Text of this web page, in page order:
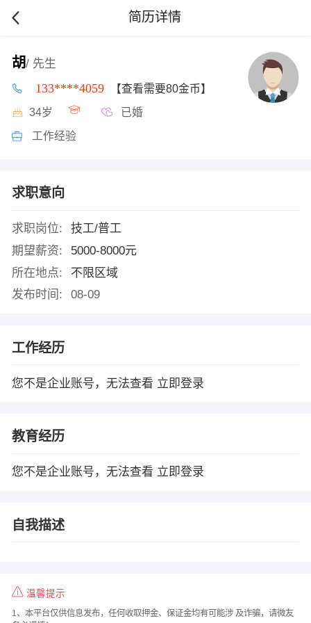
简历详情
胡/ 先生
133****4059 【查看需要80金币】
34岁 已婚
工作经验
求职意向
求职岗位:
技工/普工
期望薪资:
5000-8000元
所在地点:
不限区域
发布时间:
08-09
工作经历
您不是企业账号，无法查看 立即登录
教育经历
您不是企业账号，无法查看 立即登录
自我描述
温馨提示
1、本平台仅供信息发布，任何收取押金、保证金均有可能涉 及诈骗，请微友